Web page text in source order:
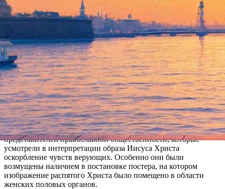
Мировой суд Центрального района Новосибирска прекратил
административное дело в отношении директора
Новосибирского академического театра оперы и балета
Бориса Мездрича, который был обвинен в осквернении
предметов религиозного почитания, допустив к показу
постановку оперы Вагнера «Тангейзер» режиссером
Тимофеем Кулябиным. В отношении самого Кулябина
аналогичное решение еще не принято.
Напомним, что премьера «Тангейзера» возмутила
представителей православной общественности, которые
усмотрели в интерпретации образа Иисуса Христа
оскорбление чувств верующих. Особенно они были
возмущены наличием в постановке постера, на котором
изображение распятого Христа было помещено в области
женских половых органов.